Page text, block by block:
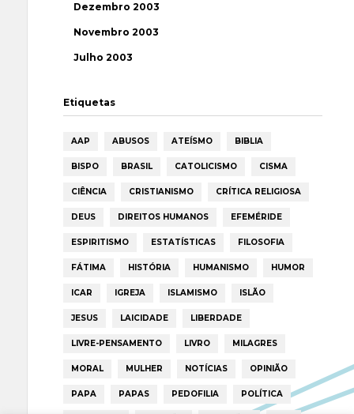
Dezembro 2003
Novembro 2003
Julho 2003
Etiquetas
AAP ABUSOS ATEÍSMO BIBLIA
BISPO BRASIL CATOLICISMO CISMA
CIÊNCIA CRISTIANISMO CRÍTICA RELIGIOSA
DEUS DIREITOS HUMANOS EFEMÉRIDE
ESPIRITISMO ESTATÍSTICAS FILOSOFIA
FÁTIMA HISTÓRIA HUMANISMO HUMOR
ICAR IGREJA ISLAMISMO ISLÃO
JESUS LAICIDADE LIBERDADE
LIVRE-PENSAMENTO LIVRO MILAGRES
MORAL MULHER NOTÍCIAS OPINIÃO
PAPA PAPAS PEDOFILIA POLÍTICA